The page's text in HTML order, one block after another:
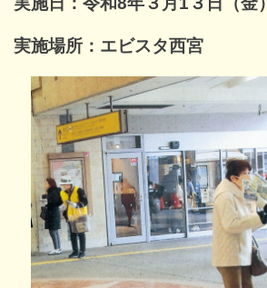
実施場所：エビスタ西宮